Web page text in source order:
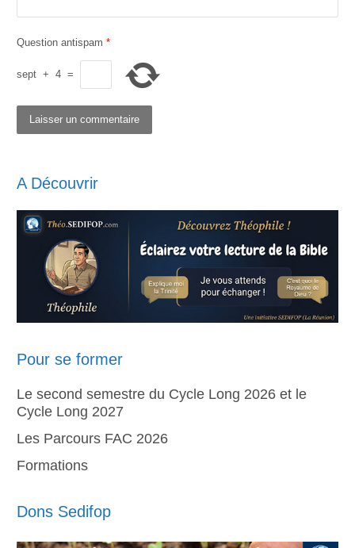
Question antispam *
sept + 4 =
A Découvrir
Pour se former
Le second semestre du Cycle Long 2026 et le
Cycle Long 2027
Les Parcours FAC 2026
Formations
Dons Sedifop